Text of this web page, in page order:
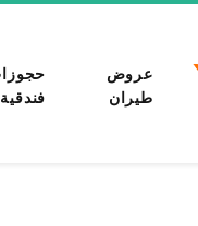
عروض
طيران
فندقية